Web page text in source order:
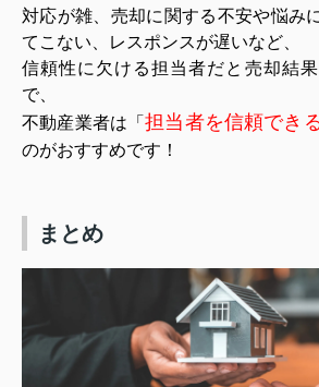
対応が雑、売却に関する不安や悩み
てこない、レスポンスが遅いなど、
信頼性に欠ける担当者だと売却結
で、
不動産業者は「担当者を信頼でき
のがおすすめです！
まとめ